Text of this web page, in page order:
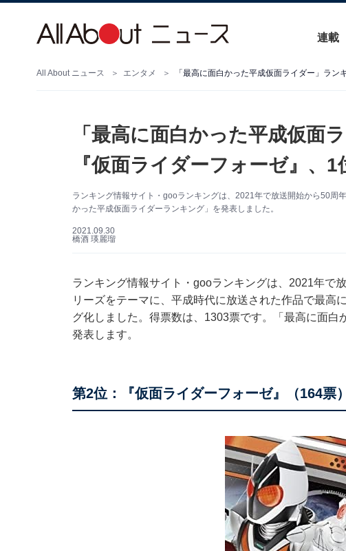
連載
All About ニュース エンタメ 「最高に面白かった平成仮面ライダー」ラ
「最高に面白かった平成仮面
『仮面ライダーフォーゼ』、1
ランキング情報サイト・gooランキングは、2021年で放送開始から50周
かった平成仮面ライダーランキング」を発表しました。
2021.09.30
橋酒 瑛麗瑠
ランキング情報サイト・gooランキングは、2021年で
リーズをテーマに、平成時代に放送された作品で最高
グ化しました。得票数は、1303票です。「最高に面
発表します。
第2位：『仮面ライダーフォーゼ』（164票）